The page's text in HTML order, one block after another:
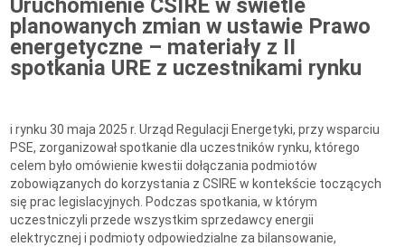
Uruchomienie CSIRE w świetle
planowanych zmian w ustawie Prawo
energetyczne – materiały z II
spotkania URE z uczestnikami rynku
i rynku 30 maja 2025 r. Urząd Regulacji Energetyki, przy wsparciu
PSE, zorganizował spotkanie dla uczestników rynku, którego
celem było omówienie kwestii dołączania podmiotów
zobowiązanych do korzystania z CSIRE w kontekście toczących
się prac legislacyjnych. Podczas spotkania, w którym
uczestniczyli przede wszystkim sprzedawcy energii
elektrycznej i podmioty odpowiedzialne za bilansowanie,